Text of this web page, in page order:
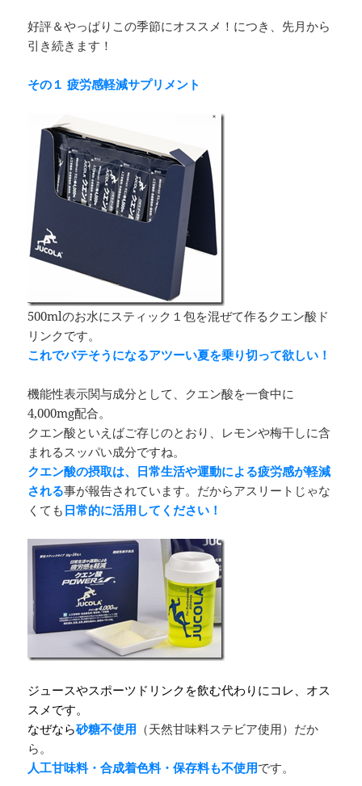
好評＆やっぱりこの季節にオススメ！につき、先月から
引き続きます！
その１ 疲労感軽減サプリメント
500mlのお水にスティック１包を混ぜて作るクエン酸ド
リンクです。
これでバテそうになるアツーい夏を乗り切って欲しい！
機能性表示関与成分として、クエン酸を一食中に
4,000mg配合。
クエン酸といえばご存じのとおり、レモンや梅干しに含
まれるスッパい成分ですね。
クエン酸の摂取は、日常生活や運動による疲労感が軽減
される事が報告されています。だからアスリートじゃな
くても 日常的に活用してください！
ジュースやスポーツドリンクを飲む代わりにコレ、オス
スメです。
なぜなら砂糖不使用 （天然甘味料ステビア使用）だか
ら。
人工甘味料・合成着色料・保存料も不使用です。